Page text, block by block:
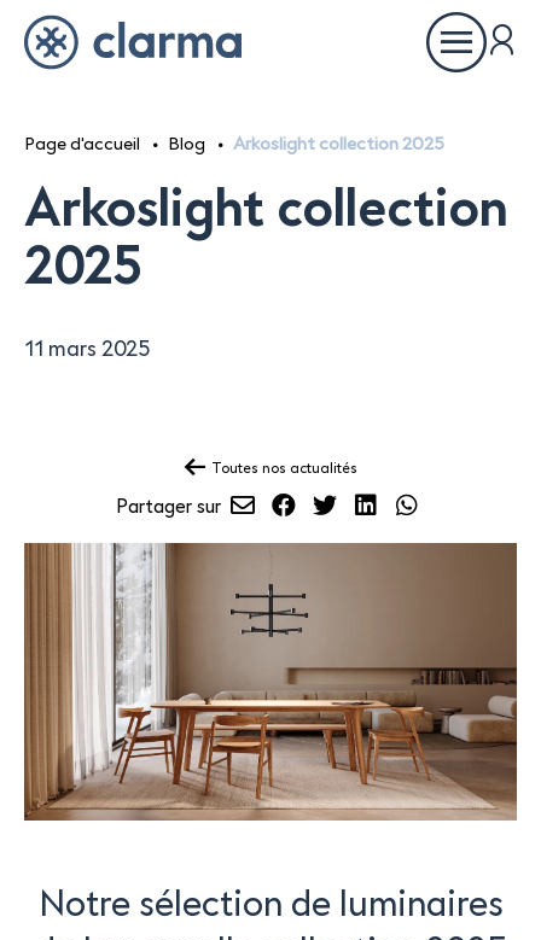
Ouvrir
le
À propos
Inspirations
Showrooms
SIÈGE PRINCIPAL
Chemin de Cousson 23
CH – 1032 Romanel-sur-Lausanne
+41 21 320 21 21
LOGISTIQUE
CH-1123 Aclens
Arkoslight collection
2025
Page d'accueil Blog Arkoslight collection 2025
11 mars 2025
Toutes nos actualités
Partager sur Envoyer
par
Partager
sur
Partager
sur
Partager
sur
Partager
sur
Notre sélection de luminaires